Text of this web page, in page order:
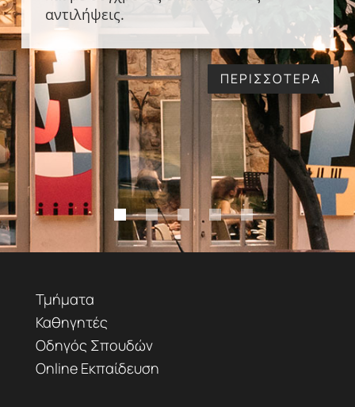
αντιλήψεις.
ΠΕΡΙΣΣΟΤΕΡΑ
Τμήματα
Καθηγητές
Οδηγός Σπουδών
Online Εκπαίδευση